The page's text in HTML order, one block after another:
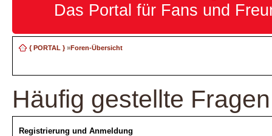
Das Portal für Fans und
{ PORTAL }»Foren-Übersicht
Häufig gestellte Fragen
Registrierung und Anmeldung